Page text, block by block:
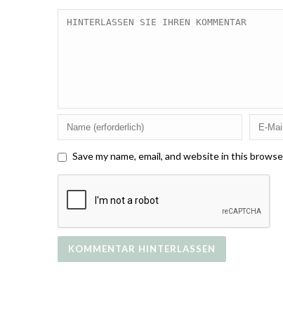
Save my name, email, and website in this